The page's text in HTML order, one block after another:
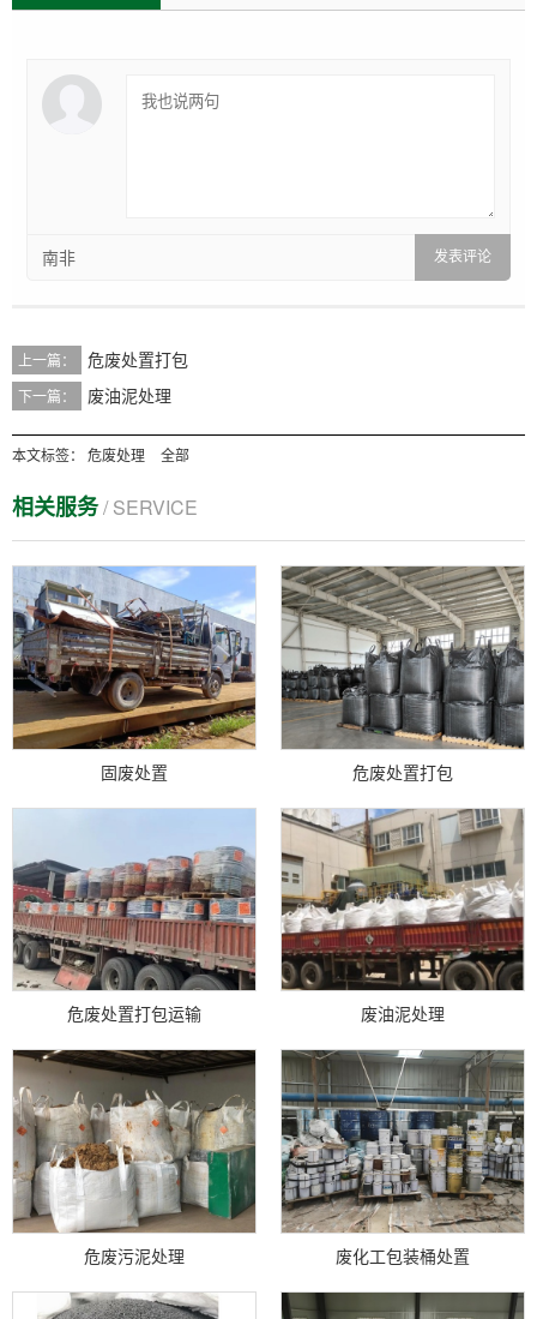
南非
上一篇： 危废处置打包
下一篇： 废油泥处理
本文标签： 危废处理 全部
相关服务/ SERVICE
固废处置 危废处置打包
危废处置打包运输 废油泥处理
危废污泥处理 废化工包装桶处置